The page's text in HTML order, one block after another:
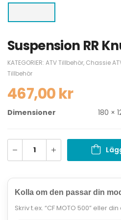
Suspension RR
KATEGORIER: ATV Tillbehör, Chassie
Tillbehör
467,00kr
Dimensioner 180 ×
Kolla om den passar din
Skriv t.ex. “CF MOTO 500” eller